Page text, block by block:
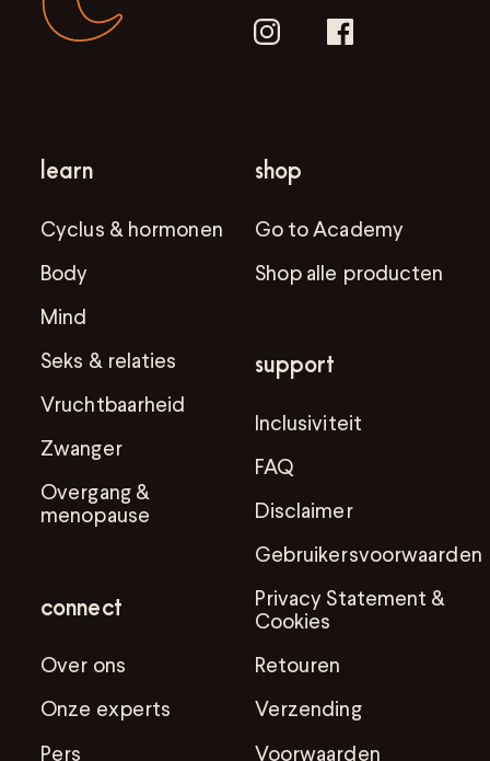
learn
Cyclus & hormonen
Body
Mind
Seks & relaties
Vruchtbaarheid
Zwanger
Overgang &
menopause
connect
Over ons
Onze experts
Pers
shop
Go to Academy
Shop alle producten
support
Inclusiviteit
FAQ
Disclaimer
Gebruikersvoorwaarden
Privacy Statement &
Cookies
Retouren
Verzending
Voorwaarden